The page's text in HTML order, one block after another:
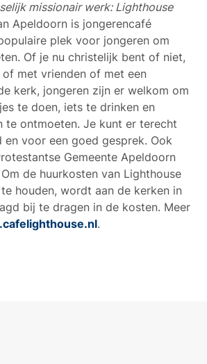
missionair werk: Lighthouse
Apeldoorn is jongerencafé
plek voor jongeren om
Of je nu christelijk bent of niet,
met vrienden of met een
kerk, jongeren zijn er welkom om
te doen, iets te drinken en
te ontmoeten. Je kunt er terecht
en voor een goed gesprek. Ook
Gemeente Apeldoorn
de huurkosten van Lighthouse
houden, wordt aan de kerken in
bij te dragen in de kosten. Meer
.